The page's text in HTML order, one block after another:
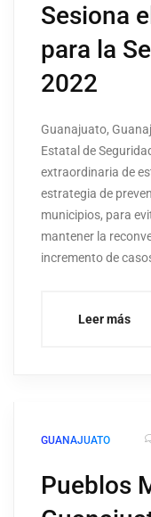
Sesiona
para la
2022
Guanajuato,
Estatal de
extraordinaria de
estrategia de
municipios, para
mantener la
incremento de
Leer más
GUANAJUATO
Pueblos